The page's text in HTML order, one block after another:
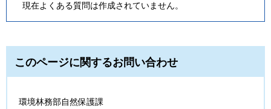
現在よくある質問は作成されていません。
このページに関するお問い合わせ
環境林務部自然保護課